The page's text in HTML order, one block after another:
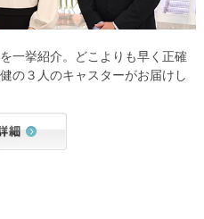
一挙紹介。どこよりも早く正確
の３人のキャスターがお届けし